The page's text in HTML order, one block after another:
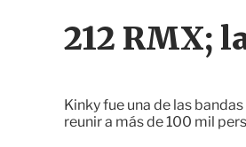
212 RMX;
Kinky fue una de las
reunir a más de 100 mil